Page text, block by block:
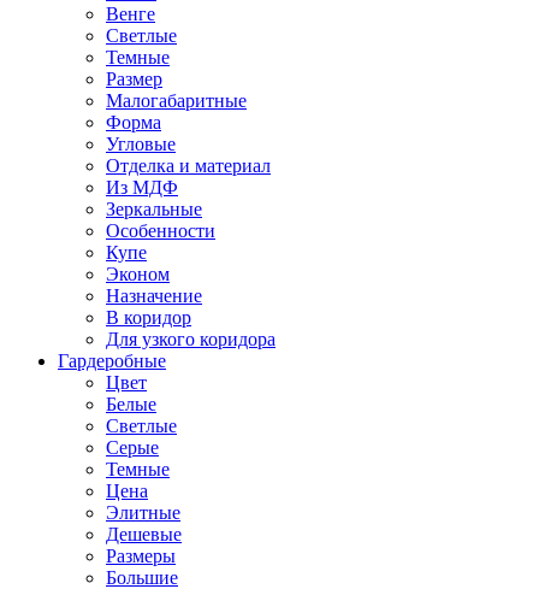
Венге
Светлые
Темные
Размер
Малогабаритные
Форма
Угловые
Отделка и материал
Из МДФ
Зеркальные
Особенности
Купе
Эконом
Назначение
В коридор
Для узкого коридора
Гардеробные
Цвет
Белые
Светлые
Серые
Темные
Цена
Элитные
Дешевые
Размеры
Большие